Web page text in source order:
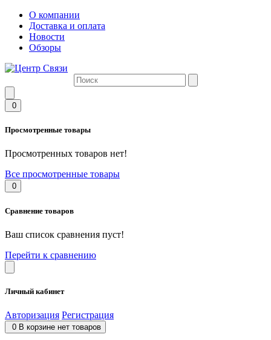
О компании
Доставка и оплата
Новости
Обзоры
0
Просмотренные товары
Просмотренных товаров нет!
Все просмотренные товары
0
Сравнение товаров
Ваш список сравнения пуст!
Перейти к сравнению
Личный кабинет
Авторизация Регистрация
0 В корзине нет товаров